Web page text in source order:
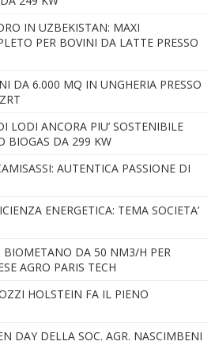
IN UZBEKISTAN: MAXI
PER BOVINI DA LATTE PRESSO
DA 6.000 MQ IN UNGHERIA PRESSO
LODI ANCORA PIU’ SOSTENIBILE
BIOGAS DA 299 KW
AUTENTICA PASSIONE DI
ENERGETICA: TEMA SOCIETA’
DA 50 NM3/H PER
AGRO PARIS TECH
HOLSTEIN FA IL PIENO
DAY DELLA SOC. AGR. NASCIMBENI